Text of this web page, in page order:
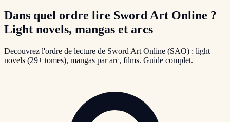
Dans quel ordre lire Sword Art Online ?
Light novels, mangas et arcs
Decouvrez l'ordre de lecture de Sword Art Online (SAO) : light
novels (29+ tomes), mangas par arc, films. Guide complet.